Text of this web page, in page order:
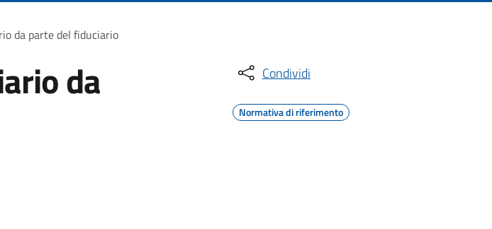
da parte del fiduciario
da Condividi
Normativa di riferimento